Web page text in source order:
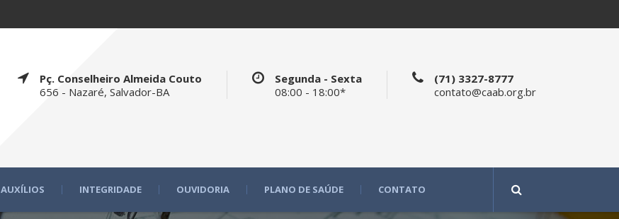
Pç. Conselheiro Almeida Couto
656 - Nazaré, Salvador-BA
Segunda - Sexta
08:00 - 18:00*
(71) 3327-8777
contato@caab.org.br
AUXÍLIOS INTEGRIDADE OUVIDORIA PLANO DE SAÚDE CONTATO